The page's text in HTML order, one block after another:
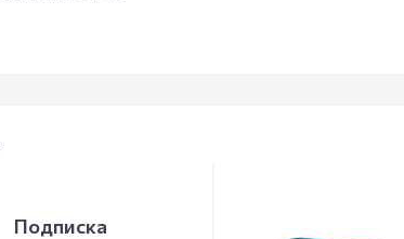
Подписка